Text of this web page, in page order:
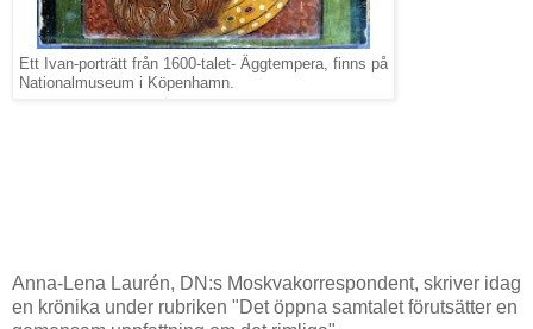
Ett Ivan-porträtt från 1600-talet- Äggtempera, finns på
Nationalmuseum i Köpenhamn.
Anna-Lena Laurén, DN:s Moskvakorrespondent, skriver idag
en krönika under rubriken "Det öppna samtalet förutsätter en